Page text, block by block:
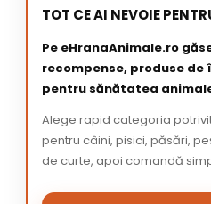
TOT CE AI NEVOIE
Pe eHranaAnimale.ro
recompense, produse de
pentru sănătatea
Alege rapid categoria
pentru câini, pisici, păsări,
de curte, apoi comandă